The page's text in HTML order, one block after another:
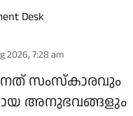
Desk
2026, 7:28 am
സംസ്കാരവും
അനുഭവങ്ങളും